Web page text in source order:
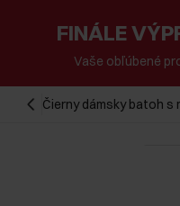
FINÁLE
Vaše obľúbené
Čierny dámsky batoh s